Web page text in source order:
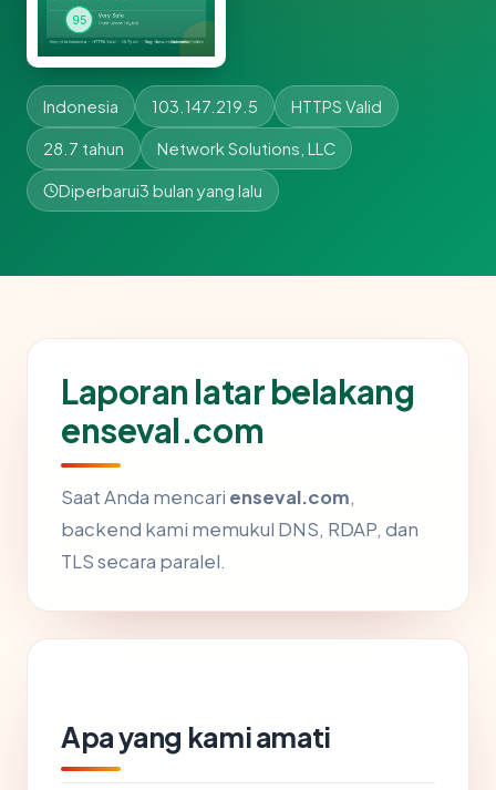
Indonesia 103.147.219.5 HTTPS Valid
28.7 tahun Network Solutions, LLC
Diperbarui3 bulan yang lalu
Laporan latar belakang
enseval.com
Saat Anda mencari enseval.com,
backend kami memukul DNS, RDAP, dan
TLS secara paralel.
Apa yang kami amati